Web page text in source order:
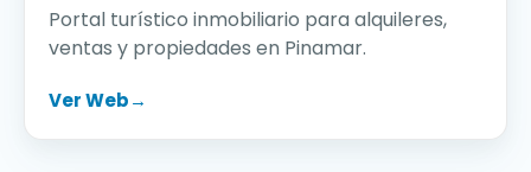
Portal turístico inmobiliario para alquileres,
ventas y propiedades en Pinamar.
Ver Web→